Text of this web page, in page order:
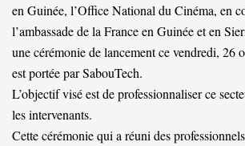
en Guinée, l’Office National du Cinéma, en
l’ambassade de la France en Guinée et en
une cérémonie de lancement ce vendredi, 26
est portée par SabouTech.
L’objectif visé est de professionnaliser ce
les intervenants.
Cette cérémonie qui a réuni des